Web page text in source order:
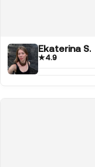
Ekaterina S.
★4.9